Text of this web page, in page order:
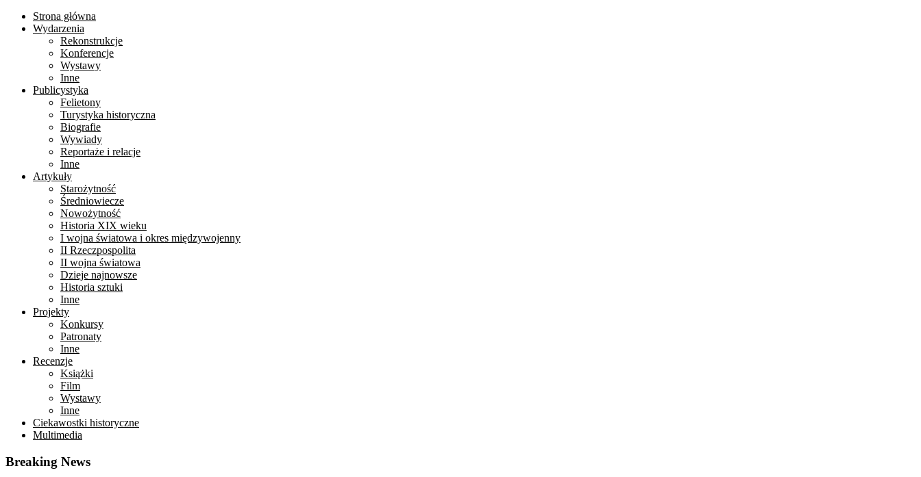
Strona główna
Wydarzenia
Rekonstrukcje
Konferencje
Wystawy
Inne
Publicystyka
Felietony
Turystyka historyczna
Biografie
Wywiady
Reportaże i relacje
Inne
Artykuły
Starożytność
Średniowiecze
Nowożytność
Historia XIX wieku
I wojna światowa i okres międzywojenny
II Rzeczpospolita
II wojna światowa
Dzieje najnowsze
Historia sztuki
Inne
Projekty
Konkursy
Patronaty
Inne
Recenzje
Książki
Film
Wystawy
Inne
Ciekawostki historyczne
Multimedia
Breaking News